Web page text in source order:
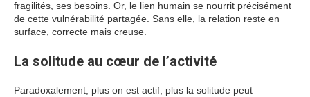
fragilités, ses besoins. Or, le lien humain se nourrit précisément
de cette vulnérabilité partagée. Sans elle, la relation reste en
surface, correcte mais creuse.
La solitude au cœur de l’activité
Paradoxalement, plus on est actif, plus la solitude peut